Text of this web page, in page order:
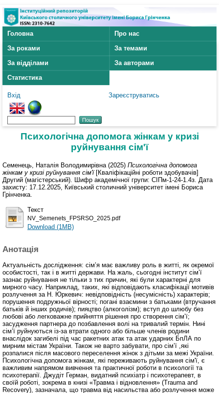
Головна
Про нас
За роками
За темами
За відділами
За авторами
Статистика
Вхід Зареєструватись
Психологічна допомога жінкам у кризі
руйнування сім'ї
Семенець, Наталія Володимирівна (2025) Психологічна допомога
жінкам у кризі руйнування сім'ї[Кваліфікаційні роботи здобувачів]
Другий (магістерський). Шифр академічної групи: СІПм-1-24-1.4з. Дата
захисту: 17.12.2025, Київський столичний університет імені Бориса
Грінченка.
Текст
NV_Semenets_FPSRSO_2025.pdf
Download (1MB)
Анотація
Актуальність дослідження: сім’я має важливу роль в житті, як окремої
особистості, так і в житті держави. На жаль, сьогодні інститут сім’ї
зазнає руйнування не тільки з тих причин, які були характерні для
мирного часу. Наприклад, таких, які відповідають класифікації мотивів
розлучення за Н. Юркевич: невідповідність (несумісність) характерів;
порушення подружньої вірності; погані взаємини з батьками (втручання
батьків й інших родичів); пияцтво (алкоголізм); вступ до шлюбу без
любові або легковажне прийняття рішення про створення сім’ї;
засудження партнера до позбавлення волі на тривалий термін. Нині
сім’ї руйнуються із-за втрати одного або більше членів родини
внаслідок загибелі під час ракетних атак та атак ударних БпЛА по
мирним містам України. Також не варто забувати, про сім’ї ,які
розпалися після масового переселення жінок з дітьми за межі України.
Психологічна допомога жінкам, які переживають руйнування сім'ї, є
важливим напрямом вивчення та практичної роботи в психології та
психотерапії. Джудіт Герман, видатний психіатр і психотерапевт, в
своїй роботі, зокрема в книзі «Травма і відновлення» (Trauma and
Recovery), зазначала, що травма від насильства або розлучення може